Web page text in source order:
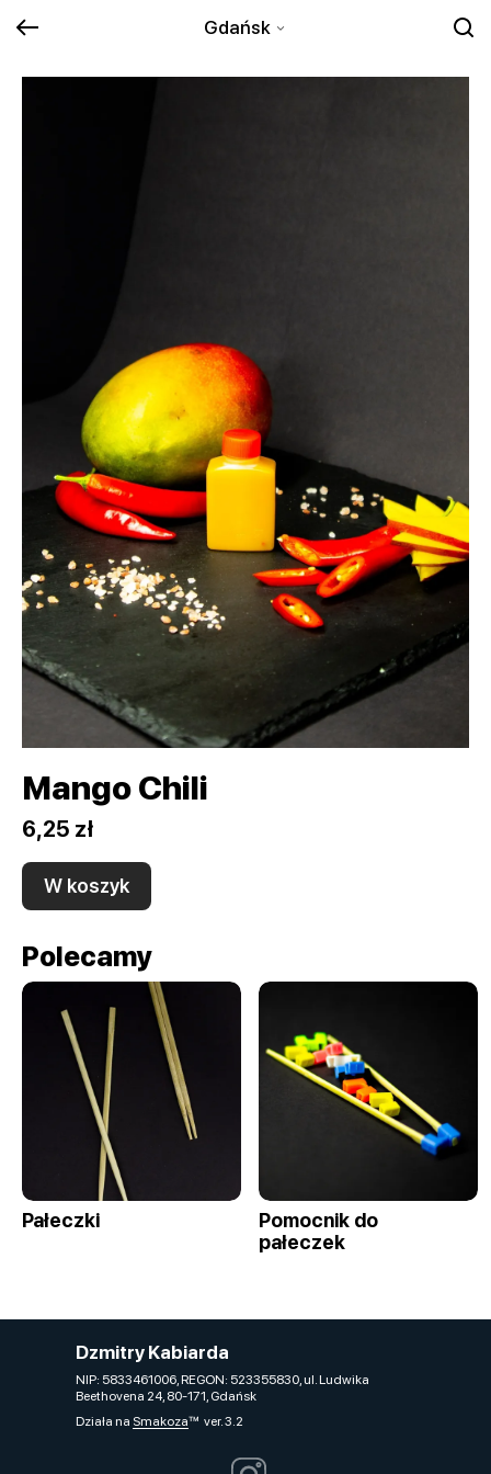
Gdańsk
Mango Chili
6,25 zł
W koszyk
Polecamy
Pałeczki
Pomocnik do
pałeczek
Dzmitry Kabiarda
NIP: 5833461006, REGON: 523355830, ul. Ludwika
Beethovena 24, 80-171, Gdańsk
Działa na Smakozaver. 3.2